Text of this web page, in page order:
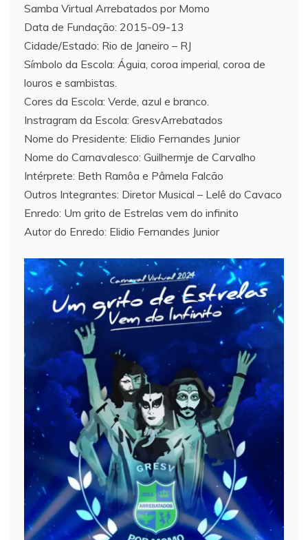
Samba Virtual Arrebatados por Momo
Data de Fundação: 2015-09-13
Cidade/Estado: Rio de Janeiro – RJ
Símbolo da Escola: Águia, coroa imperial, coroa de
louros e sambistas.
Cores da Escola: Verde, azul e branco.
Instragram da Escola: GresvArrebatados
Nome do Presidente: Elidio Fernandes Junior
Nome do Carnavalesco: Guilhermje de Carvalho
Intérprete: Beth Ramôa e Pâmela Falcão
Outros Integrantes: Diretor Musical – Lelê do Cavaco
Enredo: Um grito de Estrelas vem do infinito
Autor do Enredo: Elidio Fernandes Junior